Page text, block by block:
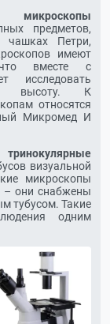
микроскопы
предметов,
чашках Петри,
имеют
что вместе с
исследовать
высоту. К
относятся
Микромед И
визуальной
микроскопы
– они снабжены
тубусом. Такие
одним